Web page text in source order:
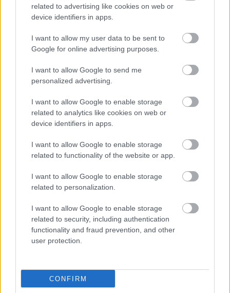
related to advertising like cookies on web or
device identifiers in apps.
I want to allow my user data to be sent to
Google for online advertising purposes.
I want to allow Google to send me
personalized advertising.
I want to allow Google to enable storage
related to analytics like cookies on web or
device identifiers in apps.
I want to allow Google to enable storage
related to functionality of the website or app.
I want to allow Google to enable storage
related to personalization.
I want to allow Google to enable storage
related to security, including authentication
functionality and fraud prevention, and other
user protection.
CONFIRM
anterior. Además recibirá 9 millones y obtendrá otros 10
jugadores (1 portero, tres defensas, cuatro centrocampistas
5. Mantener 5 jugadores + 9 millones + 10 jugadores
Todos los miembros de la comunidad mantienen 5
millones y obtener otros 10 jugadores asignados al azar que
completen, junto a los jugadores mantenidos, la siguiente
delanteros
Tutorial: sustituciones en vivo durante la jornada
¿Necesitas hacer un cambio en tu
has tenido una baja de última
hora? Con la función sustituciones
en vivo, es posible! explicamos
Modos adicionales de cambio de temporada en